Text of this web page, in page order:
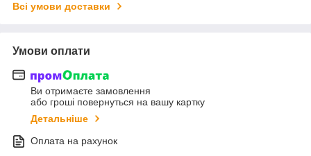
Всі умови доставки
Умови оплати
Ви отримаєте замовлення
або гроші повернуться на вашу картку
Детальніше
Оплата на рахунок